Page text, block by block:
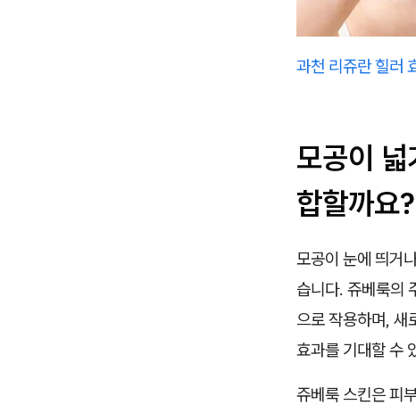
과천 리쥬란 힐러
모공이
합할까요?
모공이 눈에 띄거
습니다. 쥬베룩의
으로 작용하며, 새
효과를 기대할 수
쥬베룩 스킨은 피